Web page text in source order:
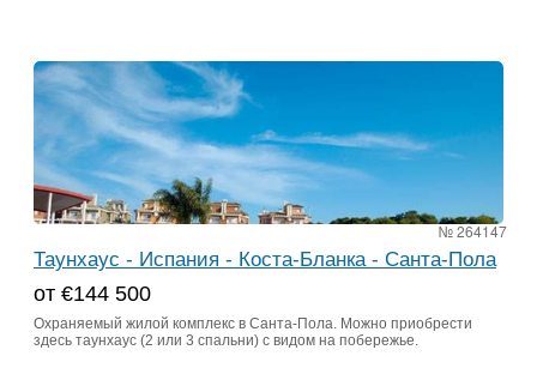
№ 264147
Таунхаус - Испания - Коста-Бланка - Санта-Пола
от €144 500
Охраняемый жилой комплекс в Санта-Пола. Можно приобрести
здесь таунхаус (2 или 3 спальни) с видом на побережье.